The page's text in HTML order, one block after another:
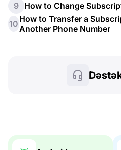
9 How to Change
10 How to Transfer a
Another Phone Number